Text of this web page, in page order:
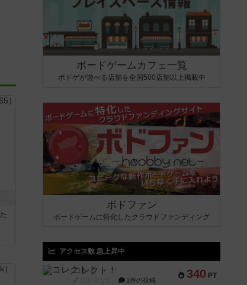
ボードゲームカフェ一覧
ボドゲが遊べる店舗を全国500店舗以上掲載中
ボドファン
ボードゲームに特化したクラウドファンディング
アクセス数 急上昇中
340 PT
コレクト！
1件の投稿